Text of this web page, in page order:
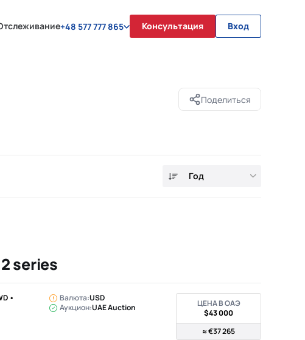
+48 577 777 865 Консультация Вход
Поделиться
Год
series
•
Валюта:USD
Аукцион:UAE Auction
ЦЕНА В ОАЭ
$43 000
≈ €37 265